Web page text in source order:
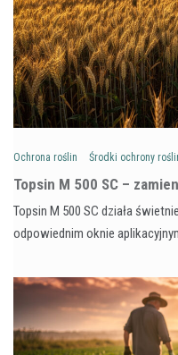
Ochrona roślin Środki ochrony
Topsin M 500 SC –
Topsin M 500 SC działa
odpowiednim oknie